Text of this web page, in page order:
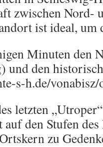
zwischen Nord-
ist ideal, um
Minuten den
und den
s-h.de/vonabisz/
letzten
auf den Stufen
zu